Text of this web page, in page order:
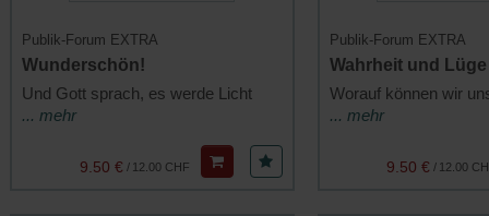
Publik-Forum EXTRA
Wunderschön!
Und Gott sprach, es werde Licht
... mehr
12.00 CHF
/
9.50 €
Publik-Forum EXTRA
Wahrheit und Lüge
Worauf können wir
... mehr
12.00
/
9.50 €